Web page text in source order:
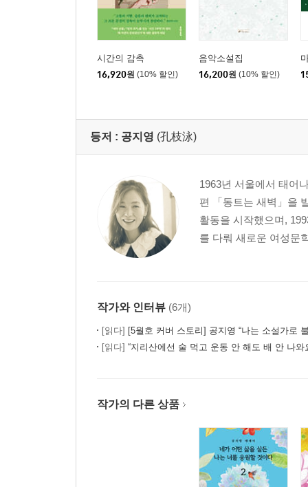
시간의 감촉
16,920원 (10% 할인)
음악소설집
16,200원 (10% 할인)
등저 : 공지영 (孔枝泳)
1963년 서울에서 태어
편 「동트는 새벽」을
활동을 시작했으며,
를 다뤄 새로운 여성문
작가와 인터뷰 (6개)
[읽다] [5월호 커버 스토리] 공지영 “나는 소설가로 불리
[읽다] “지리산에선 술 먹고 운동 안 해도 배 안 나와요” - 『공지영
작가의 다른 상품